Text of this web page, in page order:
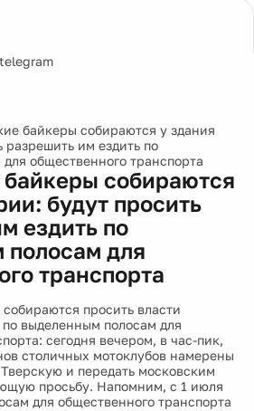
байкеры собираются у здания
разрешить им ездить по
общественного транспорта
собираются
будут просить
ездить по
для
транспорта
просить власти
выделенным полосам для
сегодня вечером, в час-пик,
столичных мотоклубов намерены
и передать московским
просьбу. Напомним, с 1 июля
для общественного транспорта